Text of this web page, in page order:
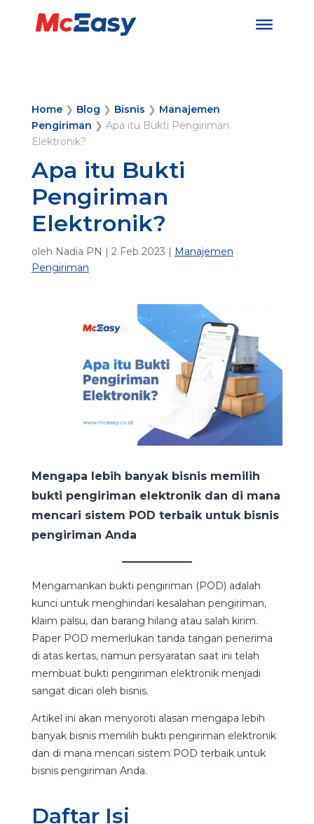
Home❯ Blog ❯ Bisnis ❯ Manajemen
Pengiriman ❯ Apa itu Bukti Pengiriman
Elektronik?
Apa itu Bukti
Pengiriman
Elektronik?
oleh Nadia PN | 2 Feb 2023 | Manajemen
Pengiriman
Mengapa lebih banyak bisnis memilih
bukti pengiriman elektronik dan di mana
mencari sistem POD terbaik untuk bisnis
pengiriman Anda
Mengamankan bukti pengiriman (POD) adalah
kunci untuk menghindari kesalahan pengiriman,
klaim palsu, dan barang hilang atau salah kirim.
Paper POD memerlukan tanda tangan penerima
di atas kertas, namun persyaratan saat ini telah
membuat bukti pengiriman elektronik menjadi
sangat dicari oleh bisnis.
Artikel ini akan menyoroti alasan mengapa lebih
banyak bisnis memilih bukti pengiriman elektronik
dan di mana mencari sistem POD terbaik untuk
bisnis pengiriman Anda.
Daftar Isi